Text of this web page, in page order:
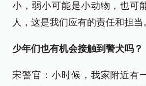
小，弱小可能是小动物，也可
人，这是我们应有的责任和担当
少年们也有机会接触到警犬吗？
宋警官：小时候，我家附近有